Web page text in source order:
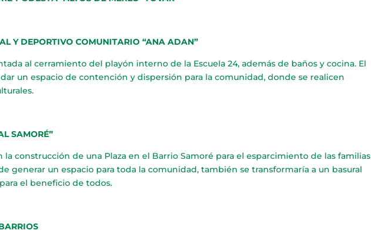
Y DEPORTIVO COMUNITARIO “ANA ADAN”
al cerramiento del playón interno de la Escuela 24, además de baños y cocina. El
un espacio de contención y dispersión para la comunidad, donde se realicen
SAMORÉ”
la construcción de una Plaza en el Barrio Samoré para el esparcimiento de las familias
generar un espacio para toda la comunidad, también se transformaría a un basural
el beneficio de todos.